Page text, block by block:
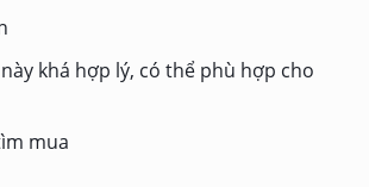
khá hợp lý, có thể phù hợp cho
mua